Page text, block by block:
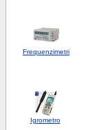
Frequenzimetri
Igrometro